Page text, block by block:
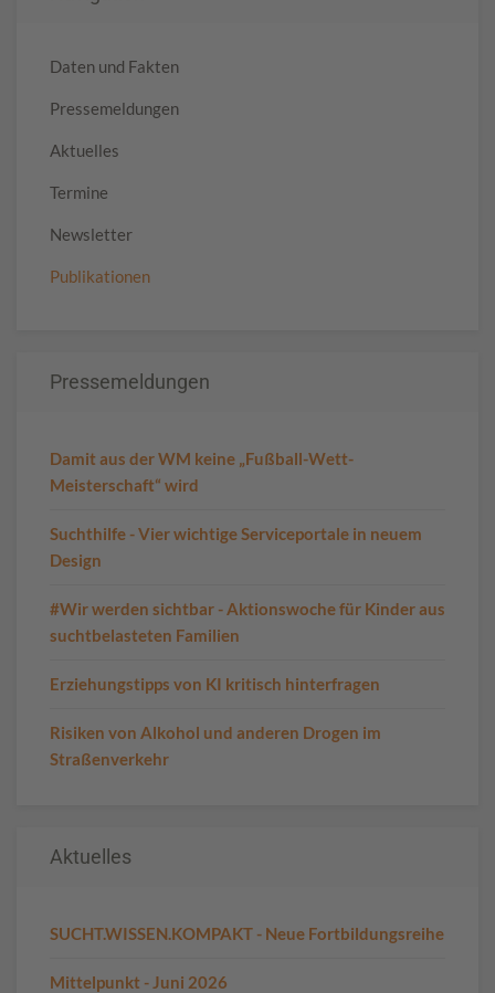
Daten und Fakten
Pressemeldungen
Aktuelles
Termine
Newsletter
Publikationen
Pressemeldungen
Damit aus der WM keine „Fußball-Wett-
Meisterschaft“ wird
Suchthilfe - Vier wichtige Serviceportale in neuem
Design
#Wir werden sichtbar - Aktionswoche für Kinder aus
suchtbelasteten Familien
Erziehungstipps von KI kritisch hinterfragen
Risiken von Alkohol und anderen Drogen im
Straßenverkehr
Aktuelles
SUCHT.WISSEN.KOMPAKT - Neue Fortbildungsreihe
Mittelpunkt - Juni 2026